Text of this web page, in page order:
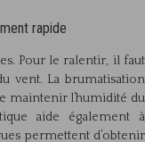
rapide
Pour le ralentir, il faut
vent. La brumatisation
maintenir l’humidité du
aide également à
permettent d’obtenir